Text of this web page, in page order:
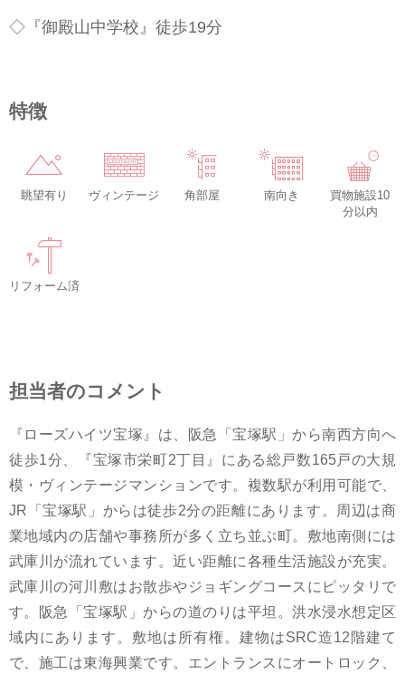
◇『御殿山中学校』徒歩19分
特徴
眺望有り ヴィンテージ 角部屋 南向き
買物施設10
分以内
リフォーム済
担当者のコメント
『ローズハイツ宝塚』は、阪急「宝塚駅」から南西方向へ
徒歩1分、『宝塚市栄町2丁目』にある総戸数165戸の大規
模・ヴィンテージマンションです。複数駅が利用可能で、
JR「宝塚駅」からは徒歩2分の距離にあります。周辺は商
業地域内の店舗や事務所が多く立ち並ぶ町。敷地南側には
武庫川が流れています。近い距離に各種生活施設が充実。
武庫川の河川敷はお散歩やジョギングコースにピッタリで
す。阪急「宝塚駅」からの道のりは平坦。洪水浸水想定区
域内にあります。敷地は所有権。建物はSRC造12階建て
で、施工は東海興業です。エントランスにオートロック、